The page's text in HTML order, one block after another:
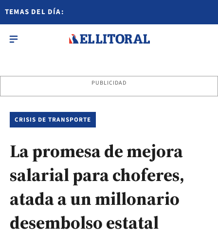
TEMAS DEL DÍA:
PUBLICIDAD
CRISIS DE TRANSPORTE
La promesa de mejora
salarial para choferes,
atada a un millonario
desembolso estatal